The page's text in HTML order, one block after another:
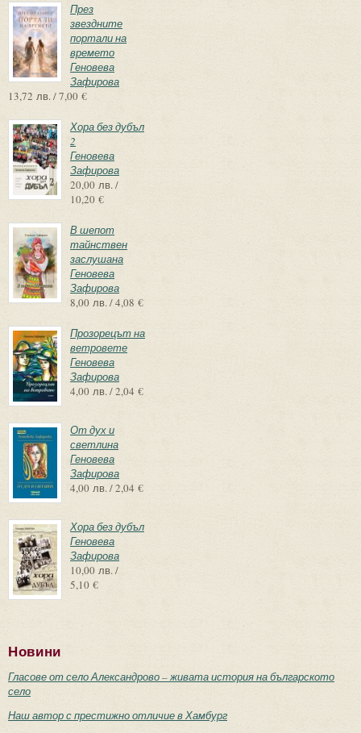
През
звездните
портали на
времето
Геновева
Зафирова
13,72 лв. / 7,00 €
Хора без дубъл
2
Геновева
Зафирова
20,00 лв. /
10,20 €
В шепот
тайнствен
заслушана
Геновева
Зафирова
8,00 лв. / 4,08 €
Прозорецът на
ветровете
Геновева
Зафирова
4,00 лв. / 2,04 €
От дух и
светлина
Геновева
Зафирова
4,00 лв. / 2,04 €
Хора без дубъл
Геновева
Зафирова
10,00 лв. /
5,10 €
Новини
Гласове от село Александрово – живата история на българското
село
Наш автор с престижно отличие в Хамбург